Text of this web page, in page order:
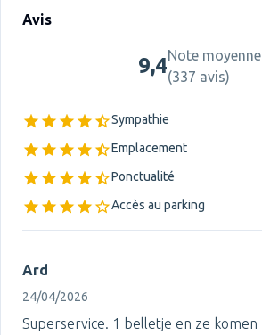
Avis
9,4Note moyenne
(337 avis)
Sympathie
Emplacement
Ponctualité
Accès au parking
Ard
24/04/2026
Superservice. 1 belletje en ze komen